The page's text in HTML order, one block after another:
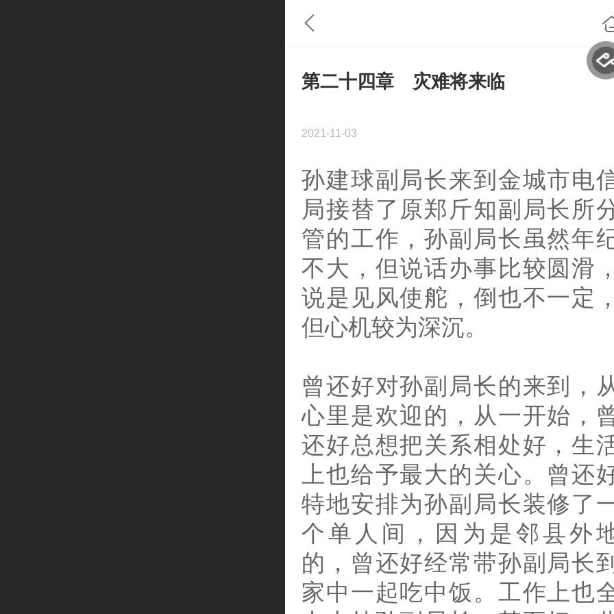
第二十四章 灾难将来临
2021-11-03
孙建球副局长来到金城市电
局接替了原郑斤知副局长所
管的工作，孙副局长虽然年
不大，但说话办事比较圆滑，
说是见风使舵，倒也不一定，
但心机较为深沉。
曾还好对孙副局长的来到，
心里是欢迎的，从一开始，
还好总想把关系相处好，生
上也给予最大的关心。曾还
特地安排为孙副局长装修了
个单人间，因为是邻县外
的，曾还好经常带孙副局长到
家中一起吃中饭。工作上也